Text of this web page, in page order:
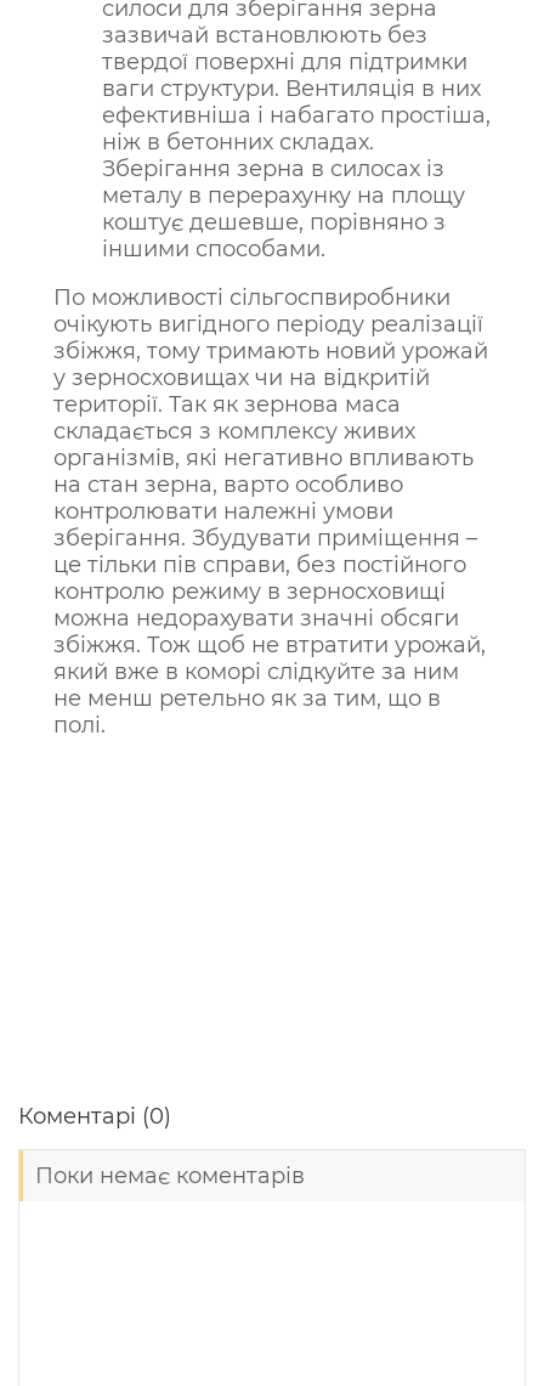
силоси для зберігання зерна
зазвичай встановлюють без
твердої поверхні для підтримки
ваги структури. Вентиляція в них
ефективніша і набагато простіша,
ніж в бетонних складах.
Зберігання зерна в силосах із
металу в перерахунку на площу
коштує дешевше, порівняно з
іншими способами.
По можливості сільгоспвиробники
очікують вигідного періоду реалізації
збіжжя, тому тримають новий урожай
у зерносховищах чи на відкритій
території. Так як зернова маса
складається з комплексу живих
організмів, які негативно впливають
на стан зерна, варто особливо
контролювати належні умови
зберігання. Збудувати приміщення –
це тільки пів справи, без постійного
контролю режиму в зерносховищі
можна недорахувати значні обсяги
збіжжя. Тож щоб не втратити урожай,
який вже в коморі слідкуйте за ним
не менш ретельно як за тим, що в
полі.
Коментарі (0)
Поки немає коментарів